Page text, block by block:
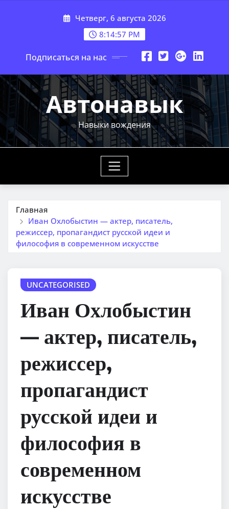
Четверг, 6 августа 2026
8:14:58 PM
Подписаться на нас
Автонавык
Навыки вождения
Главная
Иван Охлобыстин — актер, писатель,
режиссер, пропагандист русской идеи и
философия в современном искусстве
UNCATEGORISED
Иван Охлобыстин
— актер, писатель,
режиссер,
пропагандист
русской идеи и
философия в
современном
искусстве